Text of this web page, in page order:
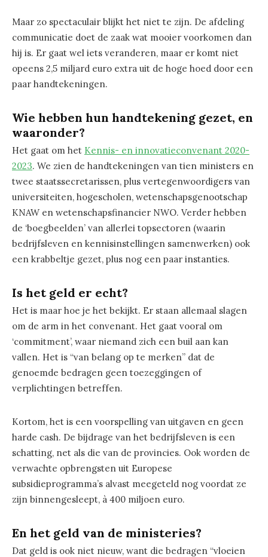
Maar zo spectaculair blijkt het niet te zijn. De afdeling
communicatie doet de zaak wat mooier voorkomen dan
hij is. Er gaat wel iets veranderen, maar er komt niet
opeens 2,5 miljard euro extra uit de hoge hoed door een
paar handtekeningen.
Wie hebben hun handtekening gezet, en
waaronder?
Het gaat om het Kennis- en innovatieconvenant 2020-
2023. We zien de handtekeningen van tien ministers en
twee staatssecretarissen, plus vertegenwoordigers van
universiteiten, hogescholen, wetenschapsgenootschap
KNAW en wetenschapsfinancier NWO. Verder hebben
de ‘boegbeelden’ van allerlei topsectoren (waarin
bedrijfsleven en kennisinstellingen samenwerken) ook
een krabbeltje gezet, plus nog een paar instanties.
Is het geld er echt?
Het is maar hoe je het bekijkt. Er staan allemaal slagen
om de arm in het convenant. Het gaat vooral om
‘commitment’, waar niemand zich een buil aan kan
vallen. Het is “van belang op te merken” dat de
genoemde bedragen geen toezeggingen of
verplichtingen betreffen.
Kortom, het is een voorspelling van uitgaven en geen
harde cash. De bijdrage van het bedrijfsleven is een
schatting, net als die van de provincies. Ook worden de
verwachte opbrengsten uit Europese
subsidieprogramma’s alvast meegeteld nog voordat ze
zijn binnengesleept, à 400 miljoen euro.
En het geld van de ministeries?
Dat geld is ook niet nieuw, want die bedragen “vloeien